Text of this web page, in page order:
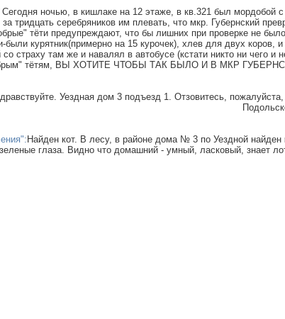
Сегодня ночью, в кишлаке на 12 этаже, в кв.321 был мордобой
тридцать серебряников им плевать, что мкр. Губернский
тёти предупреждают, что бы лишних при проверке не
были курятник(примерно на 15 курочек), хлев для двух
со страху там же и навалял в автобусе (кстати никто ни
тётям, ВЫ ХОТИТЕ ЧТОБЫ ТАК БЫЛО И В МКР
Уездная дом 3 подъезд 1. Отзовитесь,
Найден кот. В лесу, в районе дома № 3 по Уездной
зеленые глаза. Видно что домашний - умный, ласковый, знает